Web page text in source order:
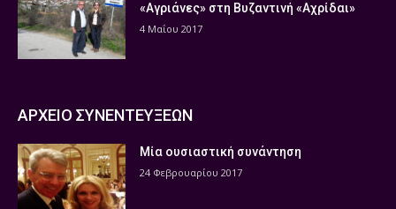
«Αγριάνες» στη Βυζαντινή «Αχρίδαι»
4 Μαΐου 2017
ΑΡΧΕΙΟ ΣΥΝΕΝΤΕΥΞΕΩΝ
Μία ουσιαστική συνάντηση
24 Φεβρουαρίου 2017